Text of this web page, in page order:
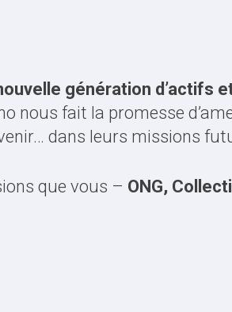
génération d’actifs
nous fait la promesse
dans leurs missions
que vous – ONG,